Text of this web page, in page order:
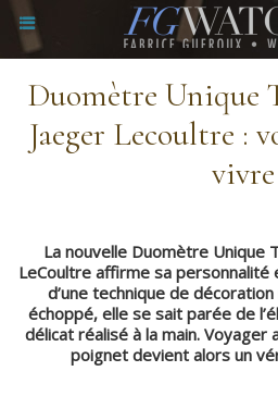
​Duomètre Unique
Jaeger Lecoultre :
vivre
La nouvelle Duomètre Unique
LeCoultre affirme sa
d’une technique de
échoppé, elle se sait parée de
délicat réalisé à la main. Voyager
poignet devient alors un